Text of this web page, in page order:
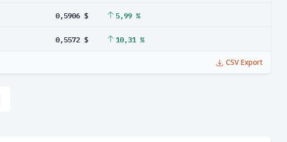
0,5906 $ 5,99 %
0,5572 $ 10,31 %
CSV Export